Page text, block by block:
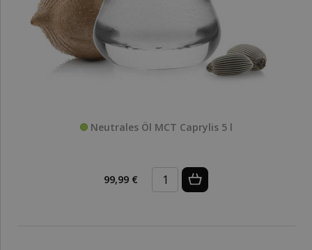
Neutrales Öl MCT Caprylis 5 l
99,99 €